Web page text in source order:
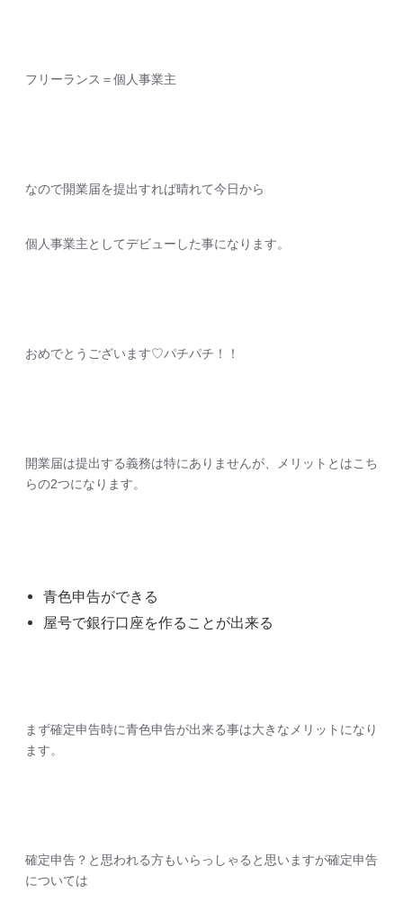
フリーランス＝個人事業主
なので開業届を提出すれば晴れて今日から
個人事業主としてデビューした事になります。
おめでとうございます♡パチパチ！！
開業届は提出する義務は特にありませんが、メリットとはこち
らの2つになります。
青色申告ができる
屋号で銀行口座を作ることが出来る
まず確定申告時に青色申告が出来る事は大きなメリットになり
ます。
確定申告？と思われる方もいらっしゃると思いますが確定申告
については